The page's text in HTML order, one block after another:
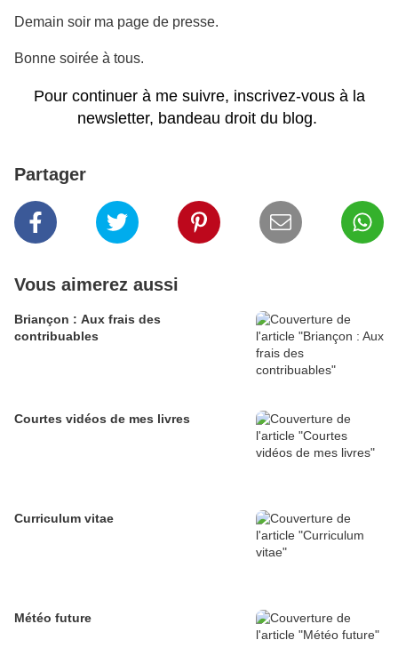
Demain soir ma page de presse.
Bonne soirée à tous.
Pour continuer à me suivre, inscrivez-vous à la
newsletter, bandeau droit du blog.
Partager
Vous aimerez aussi
Briançon : Aux frais des
contribuables
Courtes vidéos de mes livres
Curriculum vitae
Météo future